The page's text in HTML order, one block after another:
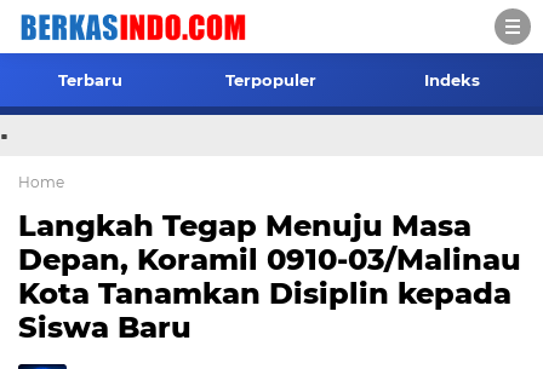
Terbaru Terpopuler Indeks
.
Home
Langkah Tegap Menuju Masa
Depan, Koramil 0910-03/Malinau
Kota Tanamkan Disiplin kepada
Siswa Baru